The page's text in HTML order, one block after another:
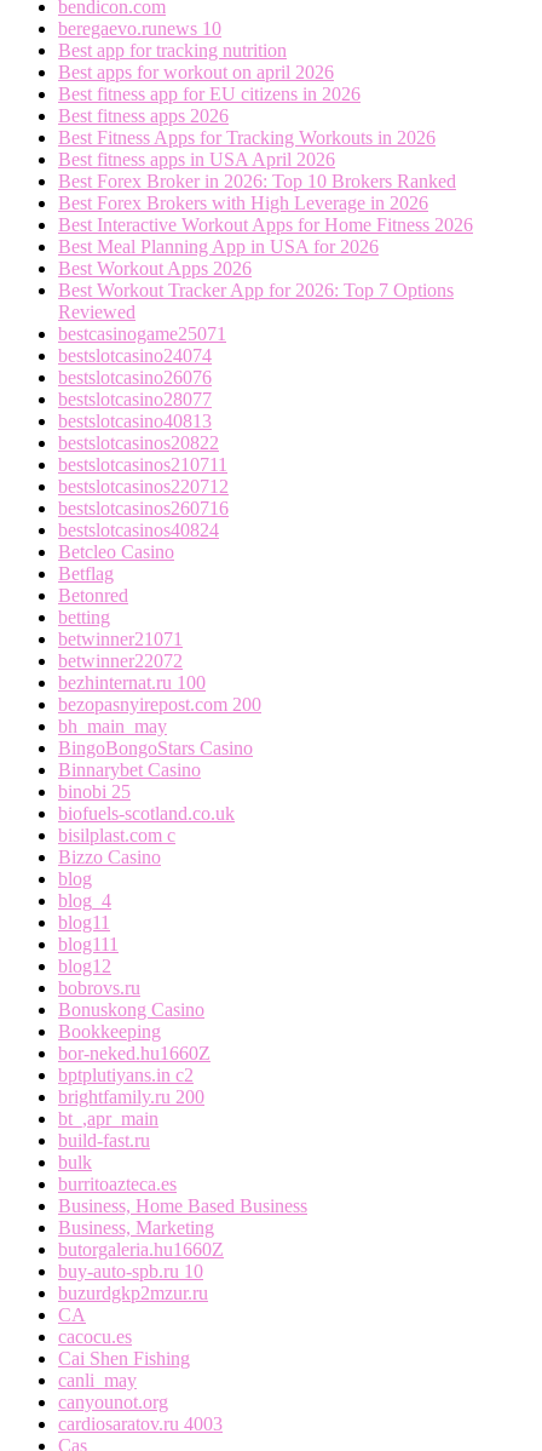
bendicon.com
beregaevo.runews 10
Best app for tracking nutrition
Best apps for workout on april 2026
Best fitness app for EU citizens in 2026
Best fitness apps 2026
Best Fitness Apps for Tracking Workouts in 2026
Best fitness apps in USA April 2026
Best Forex Broker in 2026: Top 10 Brokers Ranked
Best Forex Brokers with High Leverage in 2026
Best Interactive Workout Apps for Home Fitness 2026
Best Meal Planning App in USA for 2026
Best Workout Apps 2026
Best Workout Tracker App for 2026: Top 7 Options
Reviewed
bestcasinogame25071
bestslotcasino24074
bestslotcasino26076
bestslotcasino28077
bestslotcasino40813
bestslotcasinos20822
bestslotcasinos210711
bestslotcasinos220712
bestslotcasinos260716
bestslotcasinos40824
Betcleo Casino
Betflag
Betonred
betting
betwinner21071
betwinner22072
bezhinternat.ru 100
bezopasnyirepost.com 200
bh_main_may
BingoBongoStars Casino
Binnarybet Casino
binobi 25
biofuels-scotland.co.uk
bisilplast.com c
Bizzo Casino
blog
blog_4
blog11
blog111
blog12
bobrovs.ru
Bonuskong Casino
Bookkeeping
bor-neked.hu1660Z
bptplutiyans.in c2
brightfamily.ru 200
bt_,apr_main
build-fast.ru
bulk
burritoazteca.es
Business, Home Based Business
Business, Marketing
butorgaleria.hu1660Z
buy-auto-spb.ru 10
buzurdgkp2mzur.ru
CA
cacocu.es
Cai Shen Fishing
canli_may
canyounot.org
cardiosaratov.ru 4003
Cas